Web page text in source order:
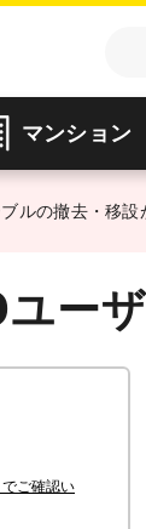
マンション
ルの撤去・移
ユー
ご確認い